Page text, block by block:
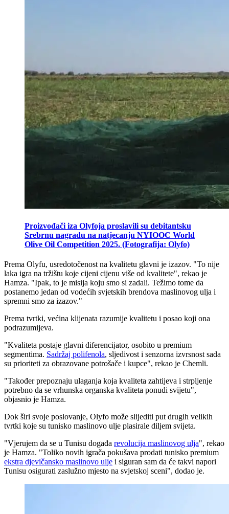
Proizvođači iza Olyfoja proslavili su debitantsku
Srebrnu nagradu na natjecanju NYIOOC World
Olive Oil Competition 2025. (Fotografija: Olyfo)
Prema Olyfu, usredotočenost na kvalitetu glavni je izazov. "To nije
laka igra na tržištu koje cijeni cijenu više od kvalitete", rekao je
Hamza. "Ipak, to je misija koju smo si zadali. Težimo tome da
postanemo jedan od vodećih svjetskih brendova maslinovog ulja i
spremni smo za izazov."
Prema tvrtki, većina klijenata razumije kvalitetu i posao koji ona
podrazumijeva.
"Kvaliteta postaje glavni diferencijator, osobito u premium
segmentima. Sadržaj polifenola, sljedivost i senzorna izvrsnost sada
su prioriteti za obrazovane potrošače i kupce", rekao je Chemli.
"Također prepoznaju ulaganja koja kvaliteta zahtijeva i strpljenje
potrebno da se vrhunska organska kvaliteta ponudi svijetu",
objasnio je Hamza.
Dok širi svoje poslovanje, Olyfo može slijediti put drugih velikih
tvrtki koje su tunisko maslinovo ulje plasirale diljem svijeta.
"Vjerujem da se u Tunisu događa revolucija maslinovog ulja", rekao
je Hamza. "Toliko novih igrača pokušava prodati tunisko premium
ekstra djevičansko maslinovo ulje i siguran sam da će takvi napori
Tunisu osigurati zaslužno mjesto na svjetskoj sceni", dodao je.